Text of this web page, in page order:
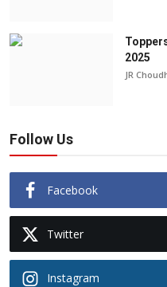
2025
JR
Follow Us
Facebook
Twitter
Instagram